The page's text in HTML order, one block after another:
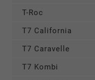
T-Roc
T7 California
T7 Caravelle
T7 Kombi